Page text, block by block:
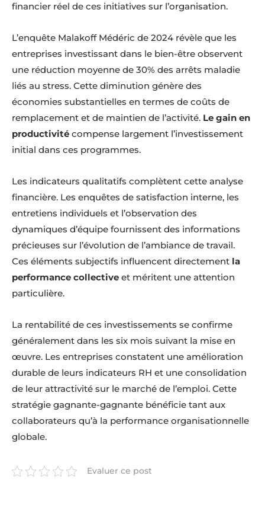
financier réel de ces initiatives sur l’organisation.
L’enquête Malakoff Médéric de 2024 révèle que les
entreprises investissant dans le bien-être observent
une réduction moyenne de 30% des arrêts maladie
liés au stress. Cette diminution génère des
économies substantielles en termes de coûts de
remplacement et de maintien de l’activité. Le gain en
productivité compense largement l’investissement
initial dans ces programmes.
Les indicateurs qualitatifs complètent cette analyse
financière. Les enquêtes de satisfaction interne, les
entretiens individuels et l’observation des
dynamiques d’équipe fournissent des informations
précieuses sur l’évolution de l’ambiance de travail.
Ces éléments subjectifs influencent directement la
performance collective et méritent une attention
particulière.
La rentabilité de ces investissements se confirme
généralement dans les six mois suivant la mise en
œuvre. Les entreprises constatent une amélioration
durable de leurs indicateurs RH et une consolidation
de leur attractivité sur le marché de l’emploi. Cette
stratégie gagnante-gagnante bénéficie tant aux
collaborateurs qu’à la performance organisationnelle
globale.
Evaluer ce post